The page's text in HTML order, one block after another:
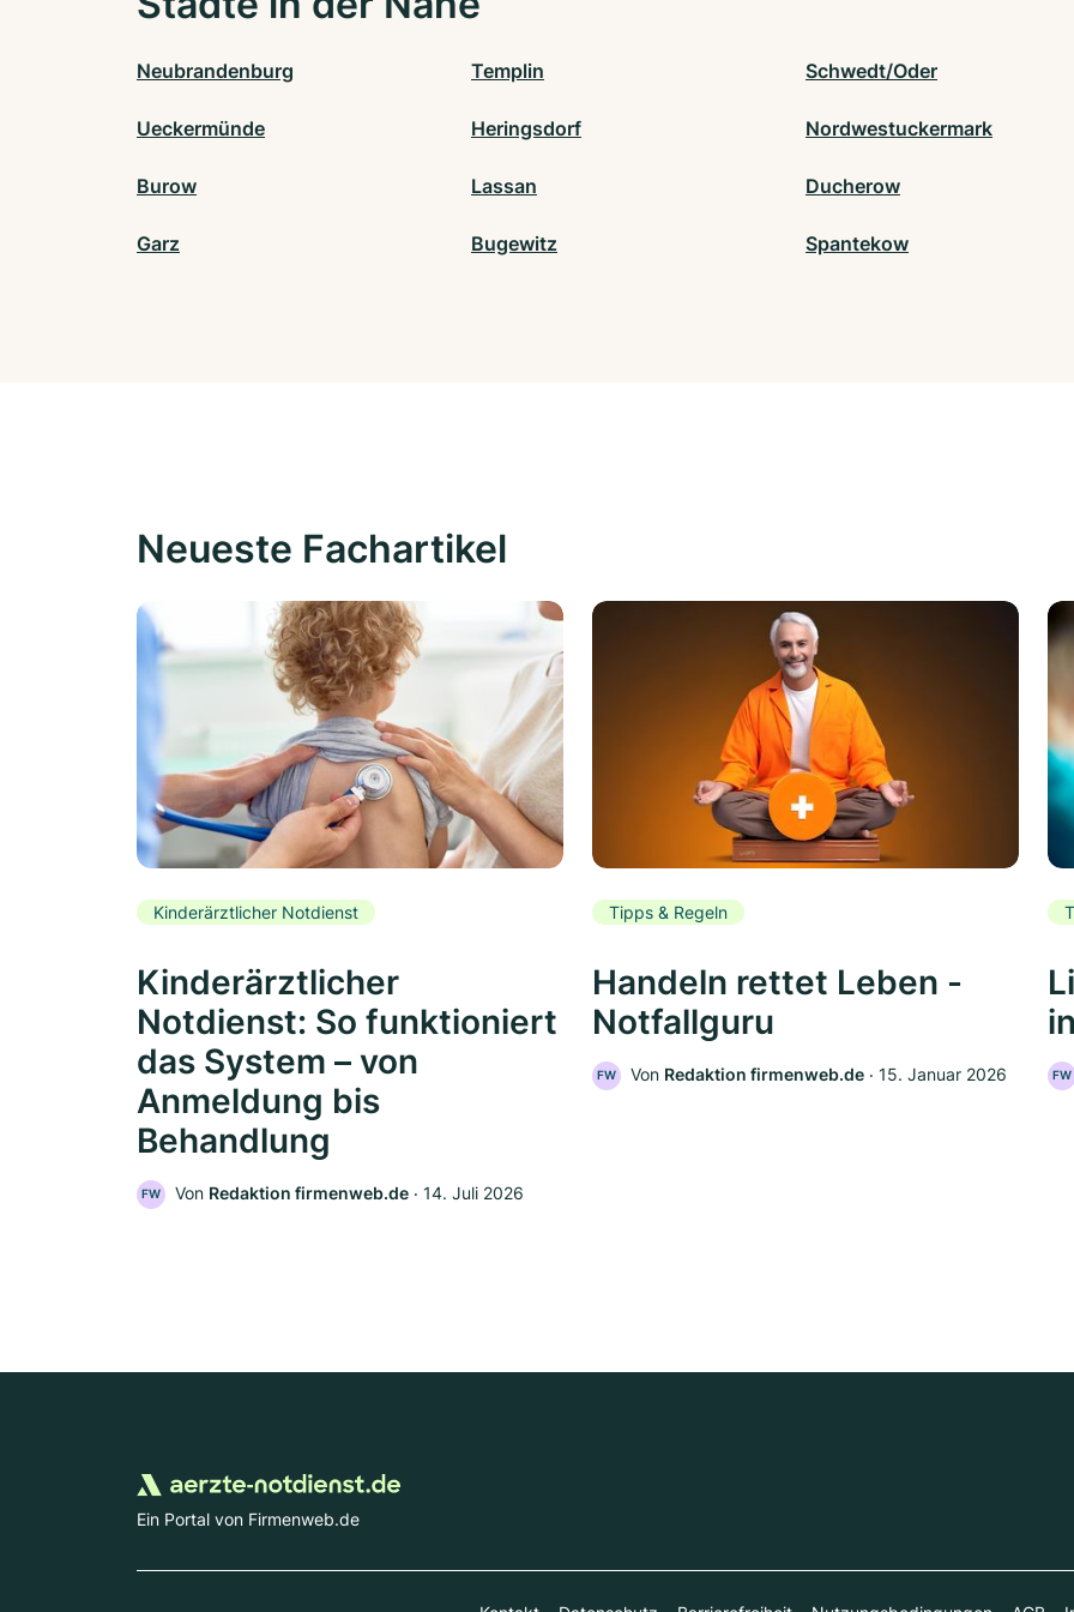
Neubrandenburg Templin Schwedt/Oder
Ueckermünde Heringsdorf Nordwestuckermark
Burow Lassan Ducherow
Garz Bugewitz Spantekow
Neueste Fachartikel
Kinderärztlicher Notdienst
Kinderärztlicher
Notdienst: So funktioniert
das System – von
Anmeldung bis
Behandlung
FW Von Redaktion firmenweb.de ‧ 14. Juli 2026
Tipps & Regeln
Handeln rettet Leben -
Notfallguru
FW Von Redaktion firmenweb.de ‧ 15. Januar 2026 FW
Ein Portal von Firmenweb.de